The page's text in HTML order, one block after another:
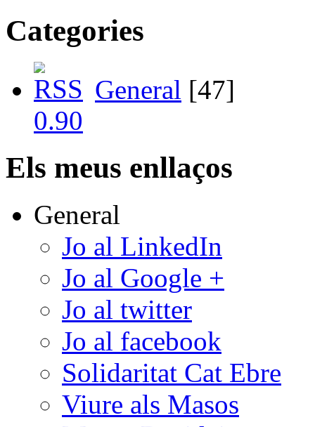
Categories
General [47]
Els meus enllaços
General
Jo al LinkedIn
Jo al Google +
Jo al twitter
Jo al facebook
Solidaritat Cat Ebre
Viure als Masos